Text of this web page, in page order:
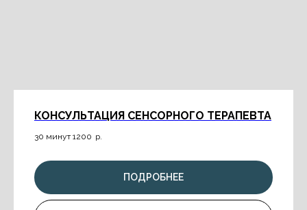
КОНСУЛЬТАЦИЯ СЕНСОРНОГО ТЕРАПЕВТА
30 минут 1200 р.
ПОДРОБНЕЕ